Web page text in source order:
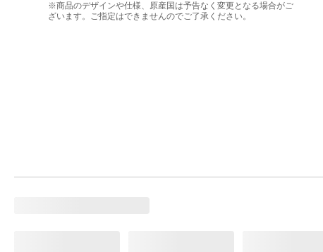
※商品のデザインや仕様、原産国は予告なく変更となる場合がご
ざいます。ご指定はできませんのでご了承ください。